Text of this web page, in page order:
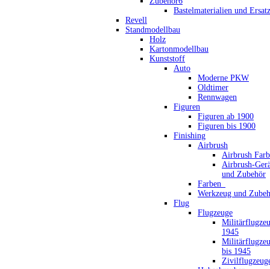
Bastelmaterialien und
Revell
Standmodellbau
Holz
Kartonmodellbau
Kunststoff
Auto
Moderne PKW
Oldtimer
Rennwagen
Figuren
Figuren ab 1900
Figuren bis 1900
Finishing
Airbrush
Airbrush
Airbrush-
und Zubehör
Farben_
Werkzeug und
Flug
Flugzeuge
1945
bis 1945